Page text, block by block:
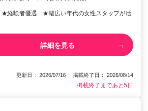
経験者優遇 ★幅広い年代の女性スタッフが活
詳細を見る
更新日： 2026/07/16 掲載終了日： 2026/08/14
掲載終了まであと5日